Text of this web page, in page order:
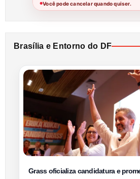
●Você pode cancelar quando quiser.
Brasília e Entorno do DF
Grass oficializa candidatura e